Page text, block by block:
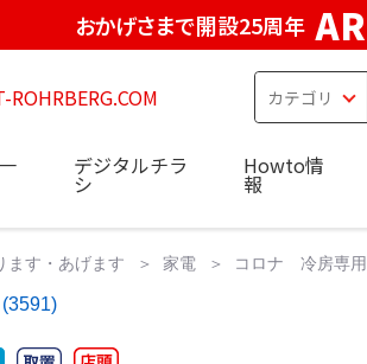
おかげさまで開設25周年
ROHRBERG.COM
デジタルチラ
シ
Howto情
報
ます・あげます 家電 コロナ 冷房専用
(3591)